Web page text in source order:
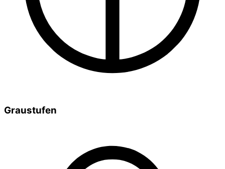
Graustufen